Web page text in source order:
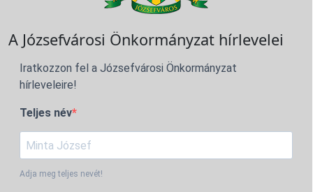
A Józsefvárosi Önkormányzat hírlevelei
Iratkozzon fel a Józsefvárosi Önkormányzat
hírleveleire!
Teljes név
Adja meg teljes nevét!